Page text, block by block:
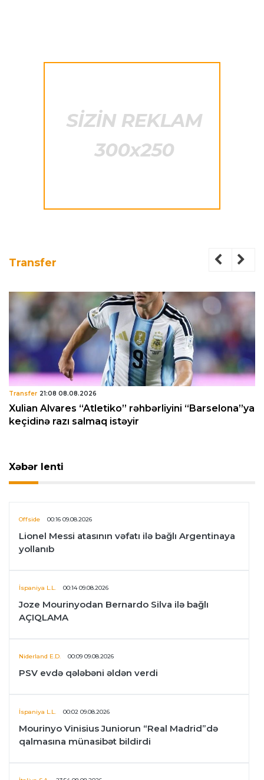
Transfer
Transfer 21:08 08.08.2026
Xulian Alvares “Atletiko” rəhbərliyini “Barselona”ya
keçidinə razı salmaq istəyir
Xəbər lenti
Offside 00:16 09.08.2026
Lionel Messi atasının vəfatı ilə bağlı Argentinaya
yollanıb
İspaniya L.L. 00:14 09.08.2026
Joze Mourinyodan Bernardo Silva ilə bağlı
AÇIQLAMA
Niderland E.D. 00:09 09.08.2026
PSV evdə qələbəni əldən verdi
İspaniya L.L. 00:02 09.08.2026
Mourinyo Vinisius Juniorun “Real Madrid”də
qalmasına münasibət bildirdi